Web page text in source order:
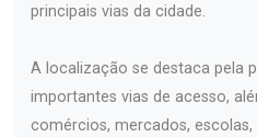
principais vias da cidade.
A localização se destaca pela
importantes vias de acesso,
comércios, mercados,